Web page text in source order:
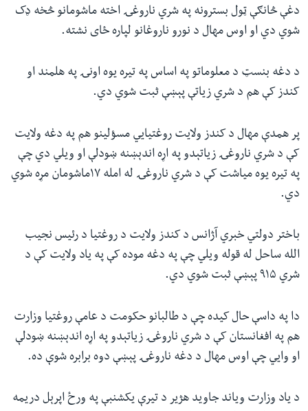
دغې څانګې ټول بسترونه په شري ناروغۍ اخته ماشومانو څخه ډک
شوي دي او اوس مهال د نورو ناروغانو لپاره ځای نشته.
د دغه بنسټ د معلوماتو په اساس په تیره یوه اونۍ په هلمند او
کندز کې هم د شري زیاتې پېښې ثبت شوي دي.
پر همدې مهال د کندز ولایت روغتیايي مسؤلینو هم په دغه ولایت
کې د شري ناروغۍ زیاتېدو په اړه اندېښنه ښودلې او ویلي دي چې
په تیره یوه میاشت کې د شري ناروغۍ له امله ۱۷ماشومان مړه شوي
دي.
باختر دولتي خبري آژانس د کندز ولایت د روغتیا د رئیس نجیب
الله ساحل له قوله ویلي چې په دغه موده کې په یاد ولایت کې د
شري ۹۱۵ پېښې ثبت شوي دي.
دا په داسې حال کیده چې د طالبانو حکومت د عامې روغتیا وزارت
هم په افغانستان کې د شري ناروغۍ زیاتېدو په اړه اندېښنه ښودلې
او وايي چې اوس مهال د دغه ناروغۍ پېښې دوه برابره شوې ده.
د یاد وزارت ویاند جاوید هژیر د تیرې یکشنبې په ورځ اپرېل دریمه